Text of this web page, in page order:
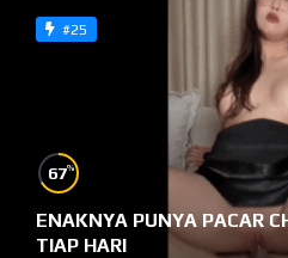
#25
67%
ENAKNYA PUNYA PACAR
TIAP HARI